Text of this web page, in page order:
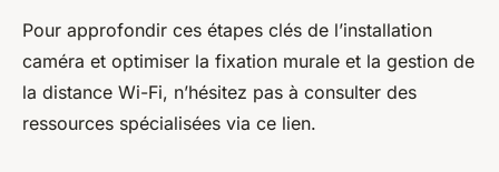
Pour approfondir ces étapes clés de l’installation
caméra et optimiser la fixation murale et la gestion de
la distance Wi-Fi, n’hésitez pas à consulter des
ressources spécialisées via ce lien.